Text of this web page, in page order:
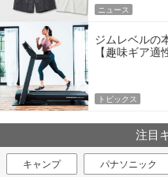
ニュース
ジムレベルの
【趣味ギア適
トピックス
注目
キャンプ パナソニック